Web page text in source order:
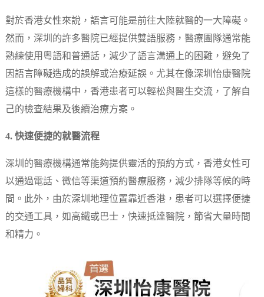
對於香港女性來說，語言可能是前往大陸就醫的一大障礙。
然而，深圳的許多醫院已經提供雙語服務，醫療團隊通常能
熟練使用粵語和普通話，減少了語言溝通上的困難，避免了
因語言障礙造成的誤解或治療延誤。尤其在像深圳怡康醫院
這樣的醫療機構中，香港患者可以輕松與醫生交流，了解自
己的檢查結果及後續治療方案。
4. 快速便捷的就醫流程
深圳的醫療機構通常能夠提供靈活的預約方式，香港女性可
以通過電話、微信等渠道預約醫療服務，減少排隊等候的時
間。此外，由於深圳地理位置靠近香港，患者可以選擇便捷
的交通工具，如高鐵或巴士，快速抵達醫院，節省大量時間
和精力。